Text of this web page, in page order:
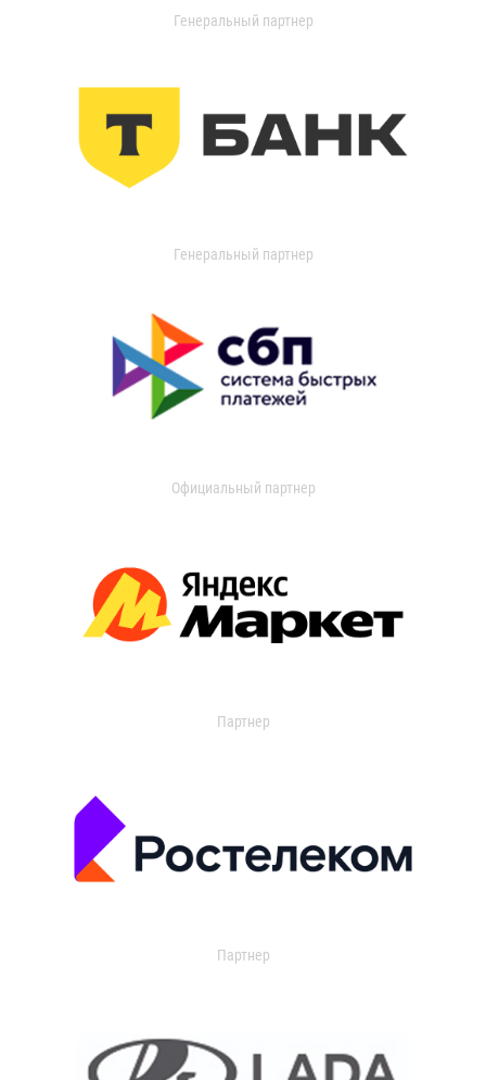
Генеральный партнер
Генеральный партнер
Официальный партнер
Партнер
Партнер